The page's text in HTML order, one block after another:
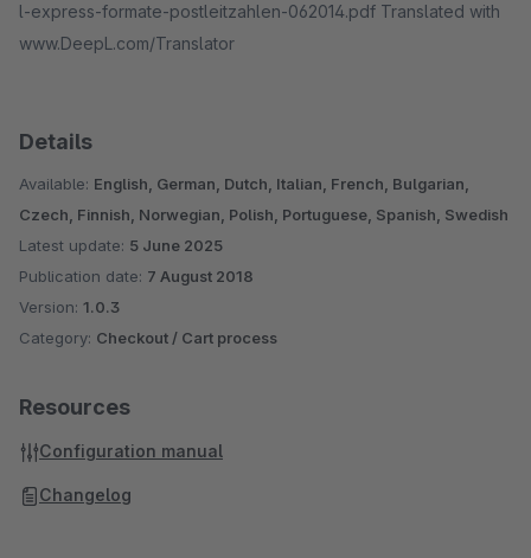
l-express-formate-postleitzahlen-062014.pdf Translated with
www.DeepL.com/Translator
Details
Available: English, German, Dutch, Italian, French, Bulgarian,
Czech, Finnish, Norwegian, Polish, Portuguese, Spanish, Swedish
Latest update: 5 June 2025
Publication date: 7 August 2018
Version: 1.0.3
Category: Checkout / Cart process
Resources
Configuration manual
Changelog